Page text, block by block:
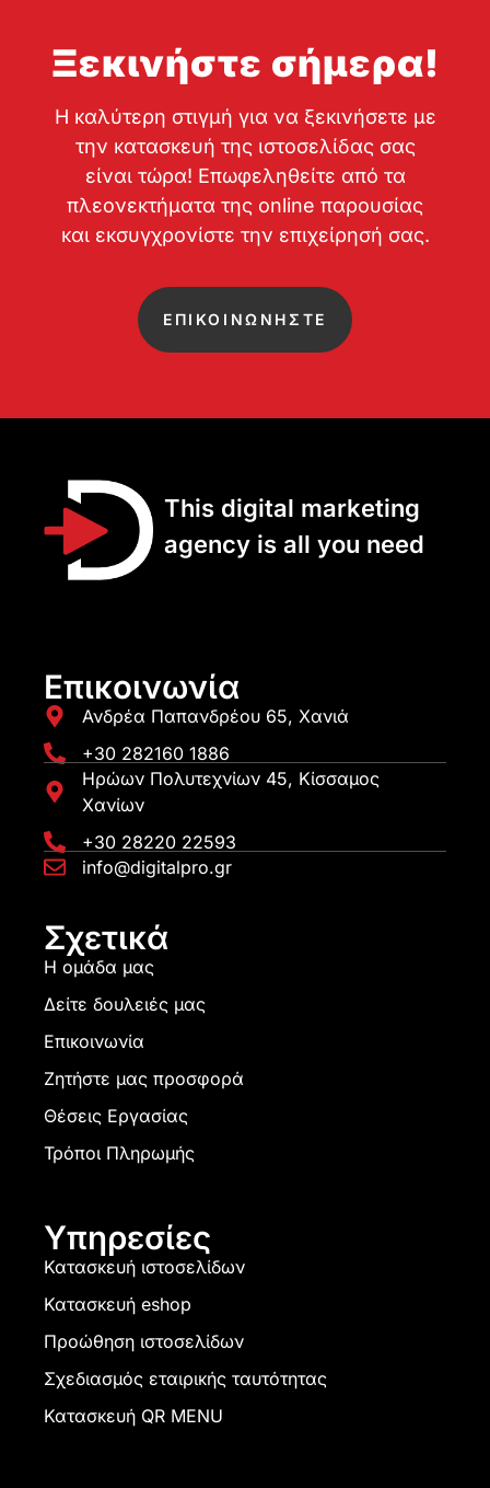
Ξεκινήστε σήμερα!
Η καλύτερη στιγμή για να ξεκινήσετε με
την κατασκευή της ιστοσελίδας σας
είναι τώρα! Επωφεληθείτε από τα
πλεονεκτήματα της online παρουσίας
και εκσυγχρονίστε την επιχείρησή σας.
ΕΠΙΚΟΙΝΩΝΗΣΤΕ
This digital marketing
agency is all you need
Επικοινωνία
Ανδρέα Παπανδρέου 65, Χανιά
+30 282160 1886
Ηρώων Πολυτεχνίων 45, Κίσσαμος
Χανίων
+30 28220 22593
info@digitalpro.gr
Σχετικά
Η ομάδα μας
Δείτε δουλειές μας
Επικοινωνία
Ζητήστε μας προσφορά
Θέσεις Εργασίας
Τρόποι Πληρωμής
Υπηρεσίες
Κατασκευή ιστοσελίδων
Κατασκευή eshop
Προώθηση ιστοσελίδων
Σχεδιασμός εταιρικής ταυτότητας
Κατασκευή QR MENU